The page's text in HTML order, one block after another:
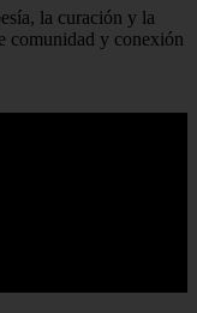
la curación y la
comunidad y conexión